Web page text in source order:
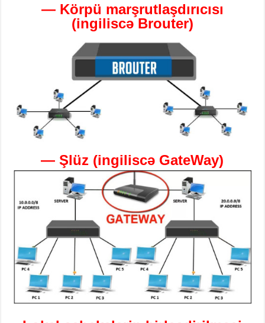
— Körpü marşrutlaşdırıcısı
(ingiliscə Brouter)
—Şlüz (ingiliscə GateWay)